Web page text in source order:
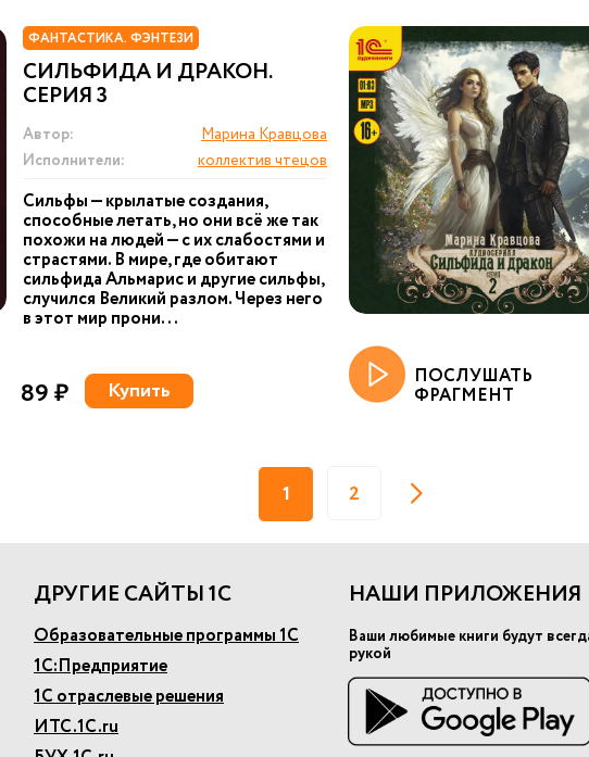
ФАНТАСТИКА. ФЭНТЕЗИ
СИЛЬФИДА И ДРАКОН.
СЕРИЯ 3
Автор:
Марина Кравцова
Исполнители:
коллектив чтецов
Сильфы — крылатые создания,
способные летать, но они всё же так
похожи на людей — с их слабостями и
страстями. В мире, где обитают
сильфида Альмарис и другие сильфы,
случился Великий разлом. Через него
в этот мир прони...
89 ₽ Купить
ПОСЛУШАТЬ
ФРАГМЕНТ
1 2
ДРУГИЕ САЙТЫ 1С
Образовательные программы 1С
1С:Предприятие
1С отраслевые решения
ИТС.1С.ru
НАШИ ПРИЛОЖЕНИЯ
Ваши любимые книги будут
рукой